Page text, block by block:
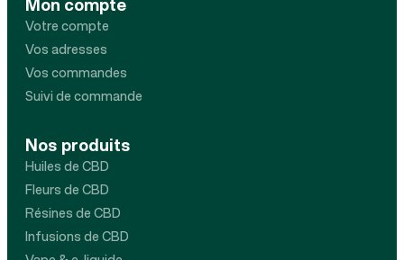
Mon compte
Votre compte
Vos adresses
Vos commandes
Suivi de commande
Nos produits
Huiles de CBD
Fleurs de CBD
Résines de CBD
Infusions de CBD